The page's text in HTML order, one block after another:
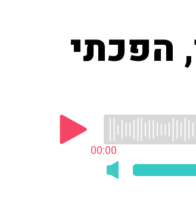
הפכתי
00:00